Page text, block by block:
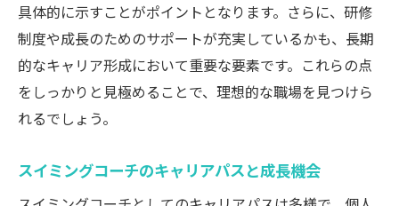
スイミングスクールで身につけるコミュニ
ケーション能力
スイミングスクールにおけるプロフェッシ
ョナルな関係性
チームワークを活かしたライフガードの貢
献
具体的に示すことがポイントとなります。さらに、研修
制度や成長のためのサポートが充実しているかも、長期
的なキャリア形成において重要な要素です。これらの点
をしっかりと見極めることで、理想的な職場を見つけら
れるでしょう。
スイミングコーチのキャリアパスと成長機会